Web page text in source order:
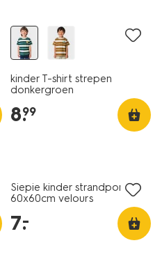
kinder T-shirt strepen
donkergroen
8.
99
Siepie kinder strandponcho
60x60cm velours
7.
–